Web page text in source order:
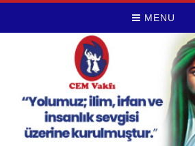
MENU